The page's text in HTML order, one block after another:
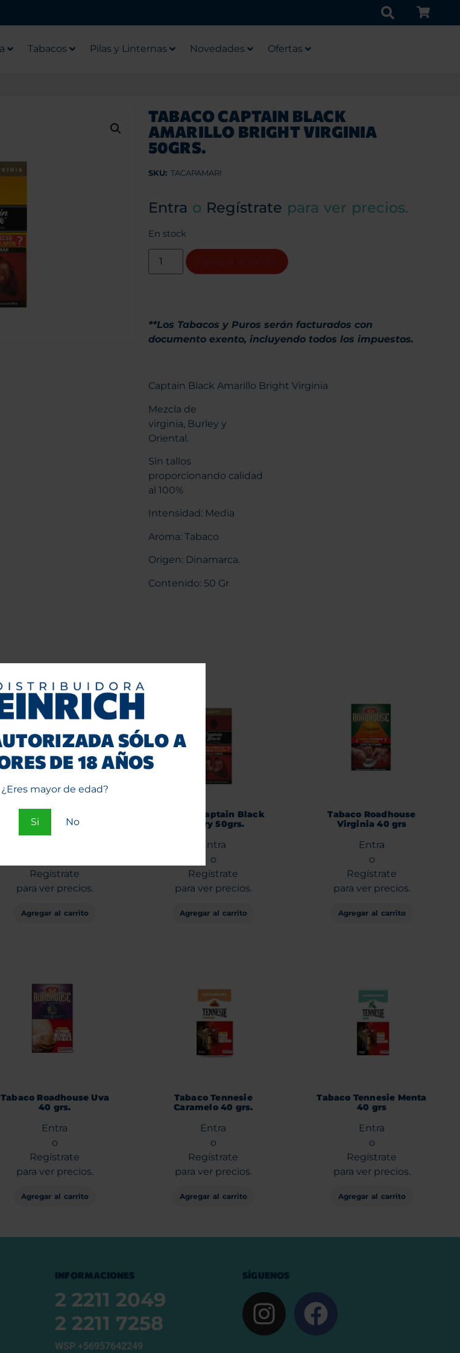
SÓLO A
DE 18 AÑOS
¿Eres mayor de edad?
Si No
Tabacos Pilas y Linternas Novedades Ofertas
TABACO CAPTAIN BLACK
AMARILLO BRIGHT VIRGINIA
50GRS.
SKU: TACAPAMARI
Entra o Regístrate para ver precios.
En stock
**Los Tabacos y Puros serán facturados con
documento exento, incluyendo todos los impuestos.
Captain Black Amarillo Bright Virginia
Mezcla de
virginia, Burley y
Oriental.
Sin tallos
proporcionando calidad
al 100%
Intensidad: Media
Aroma: Tabaco
Origen: Dinamarca.
Contenido: 50 Gr
40 grs
Regístrate
para ver precios.
Agregar al carrito
Tabaco Captain Black
Cherry 50grs.
Entra
o
Regístrate
para ver precios.
Agregar al carrito
Tabaco Roadhouse
Virginia 40 grs
Entra
o
Regístrate
para ver precios.
Agregar al carrito
Tabaco Roadhouse Uva
40 grs.
Entra
o
Regístrate
para ver precios.
Agregar al carrito
Tabaco Tennesie
Caramelo 40 grs.
Entra
o
Regístrate
para ver precios.
Agregar al carrito
Tabaco Tennesie Menta
40 grs
Entra
o
Regístrate
para ver precios.
Agregar al carrito
INFORMACIONES
2 2211 2049
2 2211 7258
WSP +56957642249
SÍGUENOS